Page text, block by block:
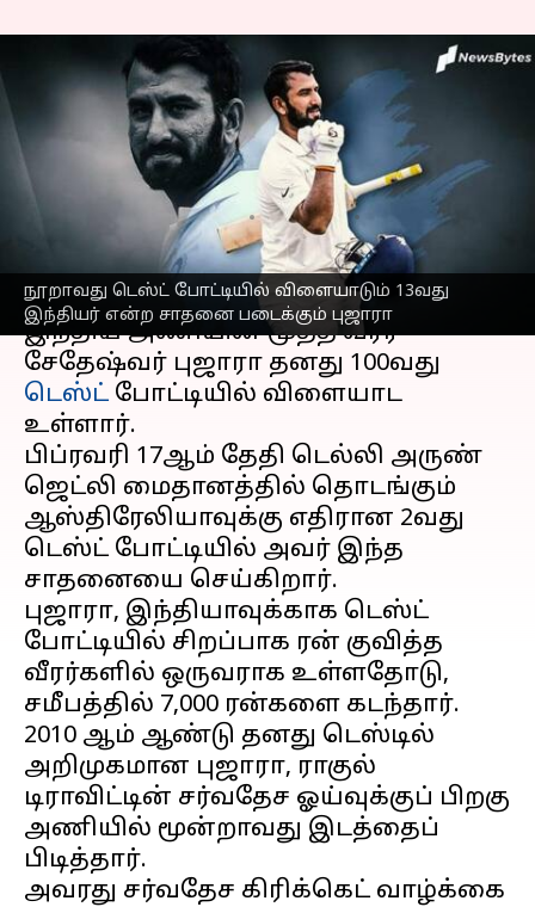
நூறாவது டெஸ்ட் போட்டியில் விளையாடும் 13வது
இந்தியர் என்ற சாதனை படைக்கும் புஜாரா
நூறாவது டெஸ்ட்
போட்டியில் விளையாடும்
13வது இந்தியர் : சாதனை
படைக்கும் புஜாரா!
Sekar Chinnappan Feb 15, 2023
செய்தி முன்னோட்டம்
இந்திய அணியின் மூத்த வீரர்
சேதேஷ்வர் புஜாரா தனது 100வது
டெஸ்ட் போட்டியில் விளையாட
உள்ளார்.
பிப்ரவரி 17ஆம் தேதி டெல்லி அருண்
ஜெட்லி மைதானத்தில் தொடங்கும்
ஆஸ்திரேலியாவுக்கு எதிரான 2வது
டெஸ்ட் போட்டியில் அவர் இந்த
சாதனையை செய்கிறார்.
புஜாரா, இந்தியாவுக்காக டெஸ்ட்
போட்டியில் சிறப்பாக ரன் குவித்த
வீரர்களில் ஒருவராக உள்ளதோடு,
சமீபத்தில் 7,000 ரன்களை கடந்தார்.
2010 ஆம் ஆண்டு தனது டெஸ்டில்
அறிமுகமான புஜாரா, ராகுல்
டிராவிட்டின் சர்வதேச ஓய்வுக்குப் பிறகு
அணியில் மூன்றாவது இடத்தைப்
பிடித்தார்.
அவரது சர்வதேச கிரிக்கெட் வாழ்க்கை